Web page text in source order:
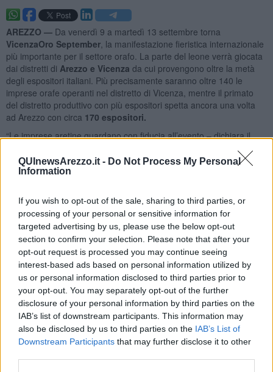
QUInewsArezzo.it - Do Not Process My Personal
Information
If you wish to opt-out of the sale, sharing to third parties, or
processing of your personal or sensitive information for
targeted advertising by us, please use the below opt-out
section to confirm your selection. Please note that after your
opt-out request is processed you may continue seeing
interest-based ads based on personal information utilized by
us or personal information disclosed to third parties prior to
your opt-out. You may separately opt-out of the further
disclosure of your personal information by third parties on the
IAB’s list of downstream participants. This information may
also be disclosed by us to third parties on the IAB’s List of
Downstream Participants that may further disclose it to other
AREZZO — Da venerdì 9 a martedì 13 settembre torna
VicenzaOro September, la manifestazione fieristica internazionale
più importante per il settore orafo. La parte del leone verrà giocata
dai distretti di Arezzo e Vicenza da cui provengono oltre la metà
degli espositori italiani. Più precisamente saranno oltre 140 le
imprese orafe operanti nel distretto di Vicenza, mentre il primato
del distretto produttivo con più espositori spetta ancora una volta
ad Arezzo con circa 170 espositori.
“Le imprese aretine guardano con fiducia all’evento – dichiara il
importante ritorno degli operatori commerciali internazionali al
gioiello made in Italy. In particolare l’incremento dell’export italiano
2021 sembra essere confermato anche nel primo semestre 2022”.
“Analizzando i dati provenienti dal World Gold Council relativi al
primo semestre 2022 appare chiaro come la domanda mondiale di
oreficeria sia ancora lontana dai livelli pre-pandemia. Le vendite
internazionali di gioielleria risultano inferiori di 13 punti percentuali
rispetto a quelle registrate nei primi sei mesi del 2019. Tuttavia –
spiega Parrini – guardando in dettaglio i consumi di oreficeria nei
singoli mercati internazionali emerge come l’andamento delle
vendite presenti tendenze contrastanti. I nostri principali mercati di
sbocco nel 2022 manifestano tendenzialmente volumi di consumo
addirittura superiori al 2019:Stati uniti +24%, Emirati Arabi Uniti